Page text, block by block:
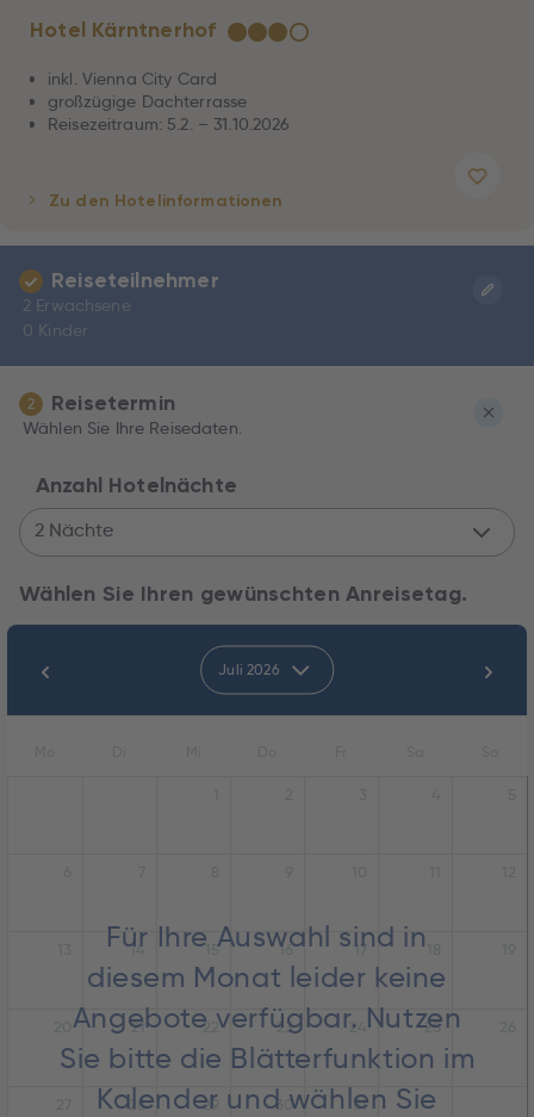
Hotel Kärntnerhof ★★★☆
inkl. Vienna City Card
großzügige Dachterrasse
Reisezeitraum: 5.2. – 31.10.2026
Zu den Hotelinformationen
Reiseteilnehmer
2 Erwachsene
0 Kinder
2 Reisetermin
Wählen Sie Ihre Reisedaten.
Anzahl Hotelnächte
2 Nächte
Wählen Sie Ihren gewünschten Anreisetag.
Juli 2026
Für Ihre Auswahl sind in
diesem Monat leider keine
Angebote verfügbar. Nutzen
Sie bitte die Blätterfunktion im
Kalender und wählen Sie
14 15 16 17
21 22 23 24 25
28 29 30 31